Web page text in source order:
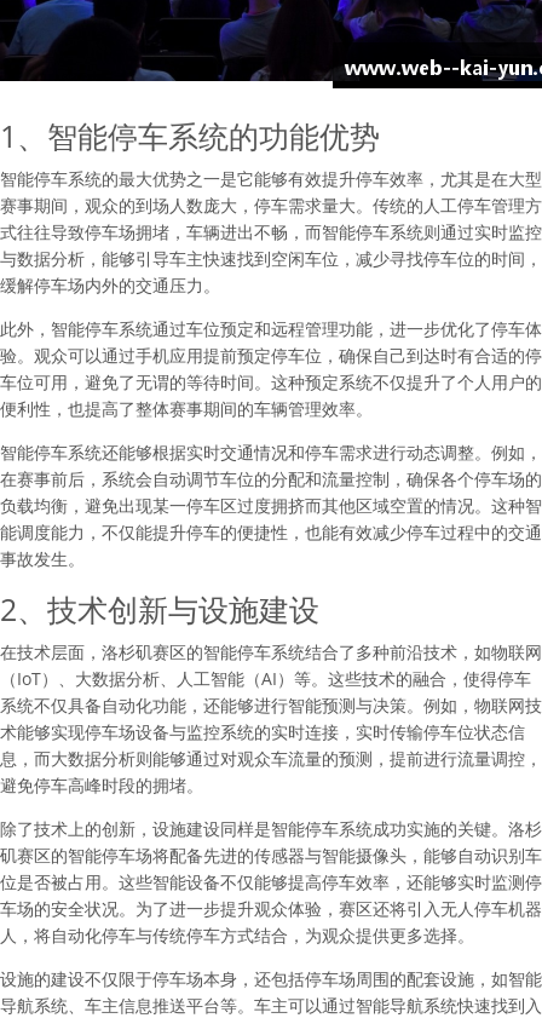
1、智能停车系统的功能优势
智能停车系统的最大优势之一是它能够有效提升停车效率，尤其是在大型
赛事期间，观众的到场人数庞大，停车需求量大。传统的人工停车管理方
式往往导致停车场拥堵，车辆进出不畅，而智能停车系统则通过实时监控
与数据分析，能够引导车主快速找到空闲车位，减少寻找停车位的时间，
缓解停车场内外的交通压力。
此外，智能停车系统通过车位预定和远程管理功能，进一步优化了停车体
验。观众可以通过手机应用提前预定停车位，确保自己到达时有合适的停
车位可用，避免了无谓的等待时间。这种预定系统不仅提升了个人用户的
便利性，也提高了整体赛事期间的车辆管理效率。
智能停车系统还能够根据实时交通情况和停车需求进行动态调整。例如，
在赛事前后，系统会自动调节车位的分配和流量控制，确保各个停车场的
负载均衡，避免出现某一停车区过度拥挤而其他区域空置的情况。这种智
能调度能力，不仅能提升停车的便捷性，也能有效减少停车过程中的交通
事故发生。
2、技术创新与设施建设
在技术层面，洛杉矶赛区的智能停车系统结合了多种前沿技术，如物联网
（IoT）、大数据分析、人工智能（AI）等。这些技术的融合，使得停车
系统不仅具备自动化功能，还能够进行智能预测与决策。例如，物联网技
术能够实现停车场设备与监控系统的实时连接，实时传输停车位状态信
息，而大数据分析则能够通过对观众车流量的预测，提前进行流量调控，
避免停车高峰时段的拥堵。
除了技术上的创新，设施建设同样是智能停车系统成功实施的关键。洛杉
矶赛区的智能停车场将配备先进的传感器与智能摄像头，能够自动识别车
位是否被占用。这些智能设备不仅能够提高停车效率，还能够实时监测停
车场的安全状况。为了进一步提升观众体验，赛区还将引入无人停车机器
人，将自动化停车与传统停车方式结合，为观众提供更多选择。
设施的建设不仅限于停车场本身，还包括停车场周围的配套设施，如智能
导航系统、车主信息推送平台等。车主可以通过智能导航系统快速找到入